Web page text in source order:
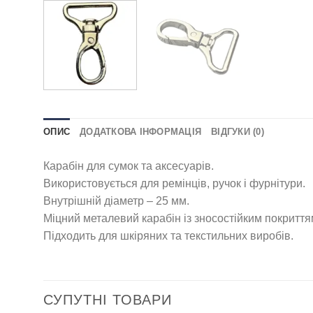
ОПИС ДОДАТКОВА ІНФОРМАЦІЯ ВІДГУКИ (0)
Карабін для сумок та аксесуарів.
Використовується для ремінців, ручок і фурнітури.
Внутрішній діаметр – 25 мм.
Міцний металевий карабін із зносостійким
Підходить для шкіряних та текстильних виробів.
СУПУТНІ ТОВАРИ